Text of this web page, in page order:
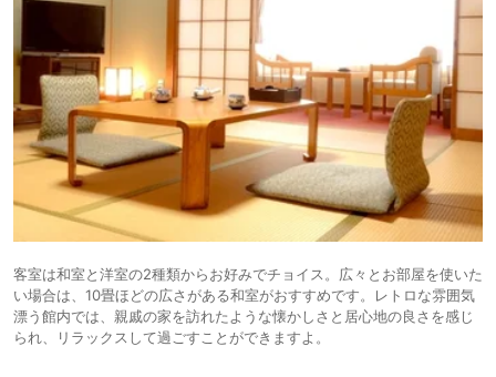
客室は和室と洋室の2種類からお好みでチョイス。広々とお部屋を使いた
い場合は、10畳ほどの広さがある和室がおすすめです。レトロな雰囲気
漂う館内では、親戚の家を訪れたような懐かしさと居心地の良さを感じ
られ、リラックスして過ごすことができますよ。